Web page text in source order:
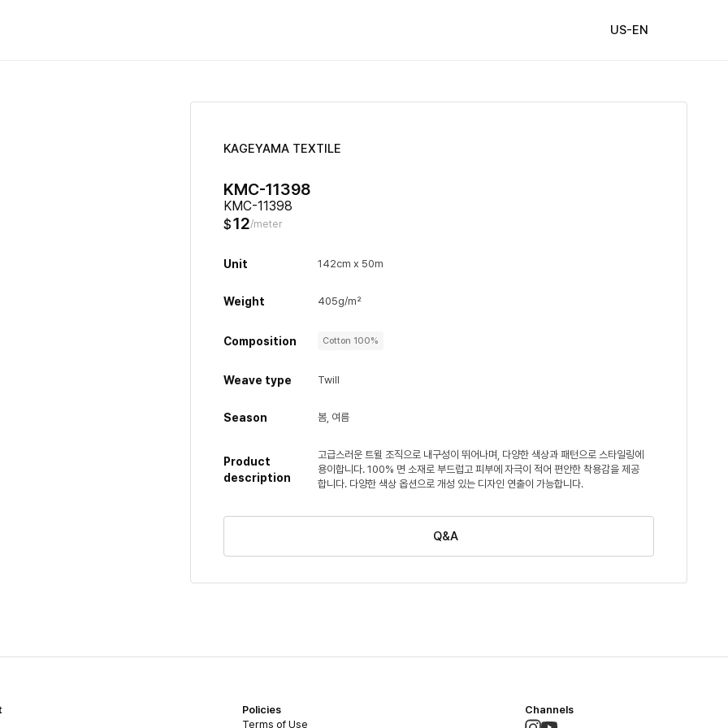
US-EN
KAGEYAMA TEXTILE
KMC-11398
KMC-11398
$12/meter
Unit 142cm x 50m
Weight 405g/m²
Composition Cotton 100%
Weave type Twill
Season 봄, 여름
Product
description
고급스러운 트윌 조직으로 내구성이 뛰어나며, 다양한 색상과 패턴으로 스타일링에
용이합니다. 100% 면 소재로 부드럽고 피부에 자극이 적어 편안한 착용감을 제공
합니다. 다양한 색상 옵션으로 개성 있는 디자인 연출이 가능합니다.
Q&A
Policies
Terms of Use
Channels